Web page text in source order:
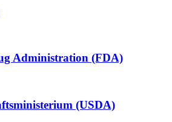
Administration (FDA)
(USDA)